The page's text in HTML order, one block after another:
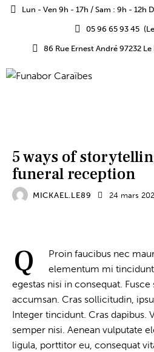
Lun - Ven 9h - 17h / Sam : 9h - 12h
05 96 65 93 45
86 Rue Ernest André 97232
5 ways of
funeral reception
MICKAEL.LE89 24 mars
Q
Proin faucibus nec
elementum mi
egestas nisi in consequat. Fusce
accumsan. Cras sollicitudin,
Integer tincidunt. Cras dapibus.
semper nisi. Aenean vulputate
ligula, porttitor eu, consequat